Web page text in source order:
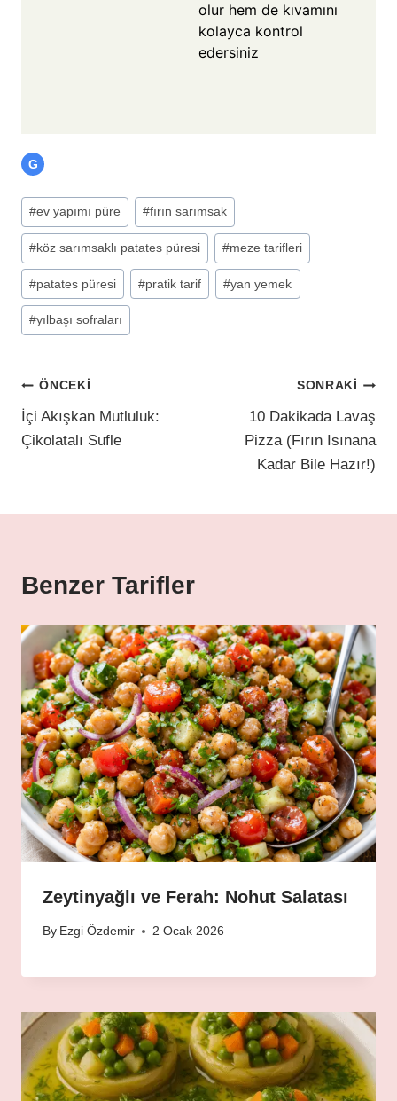
olur hem de kıvamını
kolayca kontrol
edersiniz
G
#ev yapımı püre #fırın sarımsak
#köz sarımsaklı patates püresi #meze tarifleri
#patates püresi #pratik tarif #yan yemek
#yılbaşı sofraları
ÖNCEKI
İçi Akışkan Mutluluk:
Çikolatalı Sufle
SONRAKI
10 Dakikada Lavaş
Pizza (Fırın Isınana
Kadar Bile Hazır!)
Benzer Tarifler
Zeytinyağlı ve Ferah: Nohut Salatası
By Ezgi Özdemir 2 Ocak 2026